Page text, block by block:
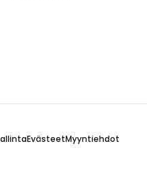
EvästeetMyyntiehdot